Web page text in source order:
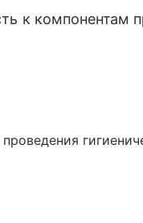
к компонентам